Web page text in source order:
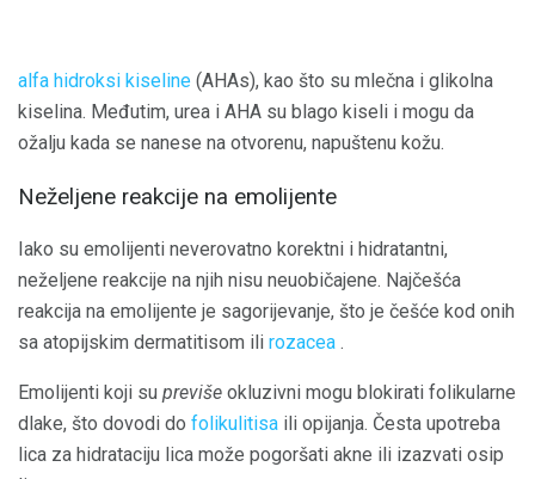
alfa hidroksi kiseline (AHAs), kao što su mlečna i glikolna
kiselina. Međutim, urea i AHA su blago kiseli i mogu da
ožalju kada se nanese na otvorenu, napuštenu kožu.
Neželjene reakcije na emolijente
Iako su emolijenti neverovatno korektni i hidratantni,
neželjene reakcije na njih nisu neuobičajene. Najčešća
reakcija na emolijente je sagorijevanje, što je češće kod onih
sa atopijskim dermatitisom ili rozacea .
Emolijenti koji su previše okluzivni mogu blokirati folikularne
dlake, što dovodi do folikulitisa ili opijanja. Česta upotreba
lica za hidrataciju lica može pogoršati akne ili izazvati osip